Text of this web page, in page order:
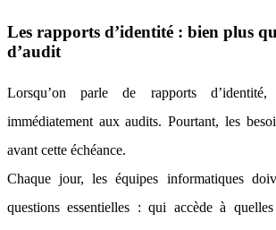
Les rapports d’identité : bien plus
d’audit
Lorsqu’on parle de rapports d’identité,
immédiatement aux audits. Pourtant, les
avant cette échéance.
Chaque jour, les équipes informatiques
questions essentielles : qui accède à